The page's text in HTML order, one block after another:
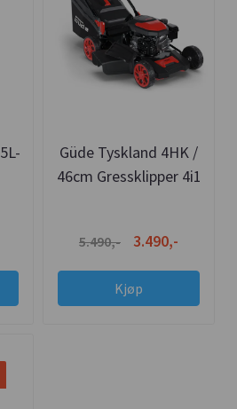
Güde Tyskland 4HK /
46cm Gressklipper 4i1
5.490,- 3.490,-
Kjøp